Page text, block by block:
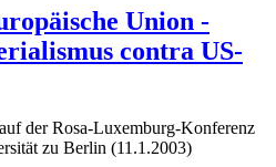
Union -
contra US-
der Rosa-Luxemburg-Konferenz
zu Berlin (11.1.2003)